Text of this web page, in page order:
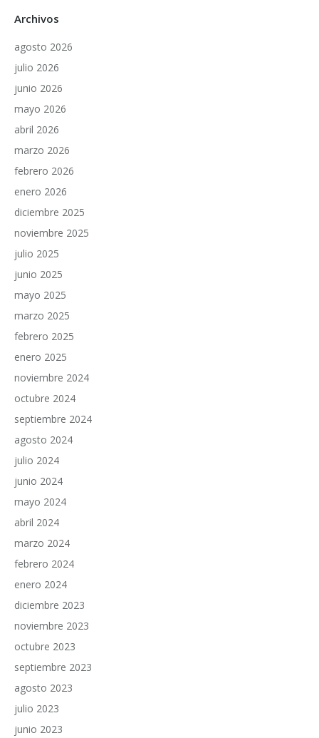
Archivos
agosto 2026
julio 2026
junio 2026
mayo 2026
abril 2026
marzo 2026
febrero 2026
enero 2026
diciembre 2025
noviembre 2025
julio 2025
junio 2025
mayo 2025
marzo 2025
febrero 2025
enero 2025
noviembre 2024
octubre 2024
septiembre 2024
agosto 2024
julio 2024
junio 2024
mayo 2024
abril 2024
marzo 2024
febrero 2024
enero 2024
diciembre 2023
noviembre 2023
octubre 2023
septiembre 2023
agosto 2023
julio 2023
junio 2023